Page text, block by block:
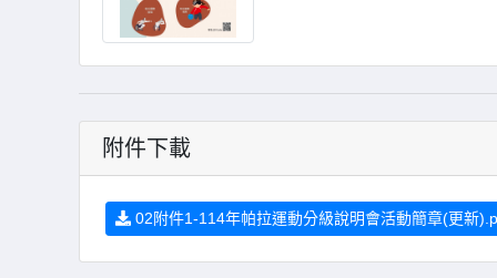
附件下載
02附件1-114年帕拉運動分級說明會活動簡章(更新